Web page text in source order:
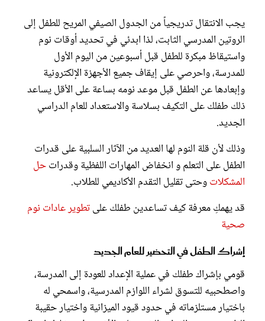
يجب الانتقال تدريجياً من الجدول الصيفي المريح للطفل إلى
الروتين المدرسي الثابت، لذا ابدئي في تحديد أوقات نوم
واستيقاظ مبكرة للطفل قبل أسبوعين من اليوم الأول
للمدرسة، واحرصي على إيقاف جميع الأجهزة الإلكترونية
وإبعادها عن الطفل قبل موعد نومه بساعة على الأقل يساعد
ذلك طفلك على التكيف بسلاسة والاستعداد للعام الدراسي
الجديد.
وذلك لأن قلة النوم لها العديد من الآثار السلبية على قدرات
الطفل على التعلم و انخفاض المهارات اللفظية وقدراتحل
المشكلاتوحتى تقليل التقدم الأكاديمي للطلاب.
قد يهمكِ معرفة كيف تساعدين طفلك علىتطوير عادات نوم
صحية
إشراك الطفل في التحضير للعام الجديد
قومي بإشراك طفلك في عملية الإعداد للعودة إلى المدرسة،
واصطحبيه للتسوق لشراء اللوازم المدرسية، واسمحي له
باختيار مستلزماته في حدود قيود الميزانية واختيار حقيبة